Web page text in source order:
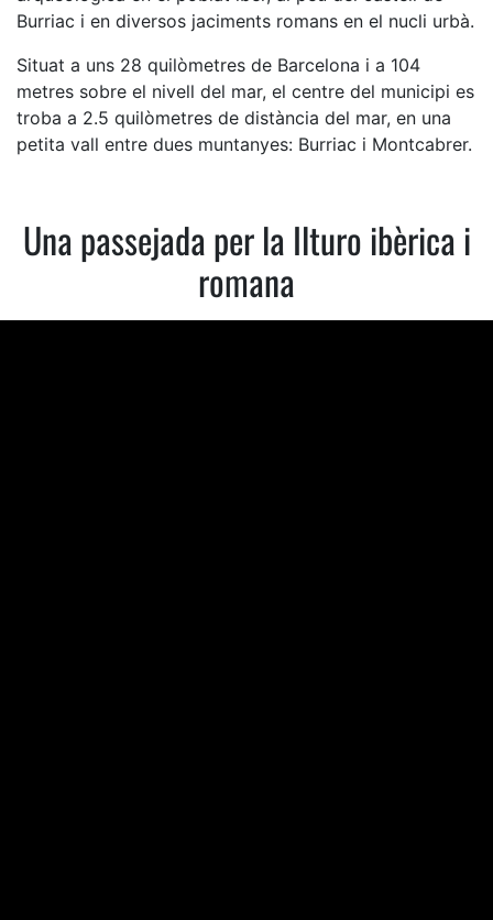
Burriac i en diversos jaciments romans en el nucli urbà.
Situat a uns 28 quilòmetres de Barcelona i a 104
metres sobre el nivell del mar, el centre del municipi es
troba a 2.5 quilòmetres de distància del mar, en una
petita vall entre dues muntanyes: Burriac i Montcabrer.
Una passejada per la Ilturo ibèrica i
romana